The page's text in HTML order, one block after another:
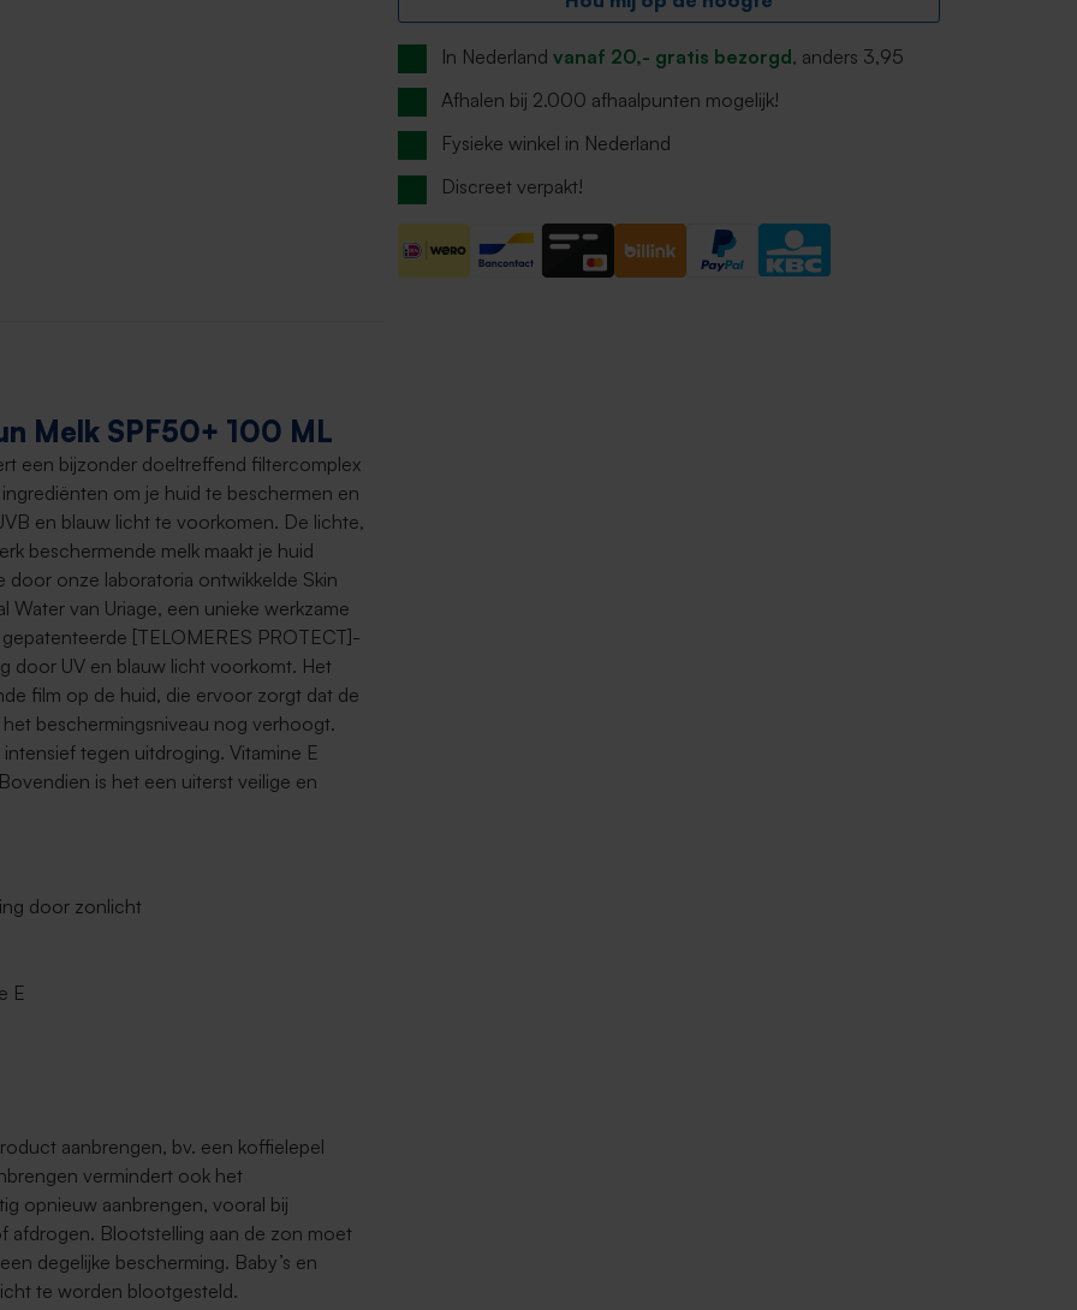
In Nederland vanaf 20,- gratis bezorgd, anders 3,95
Afhalen bij 2.000 afhaalpunten mogelijk!
Fysieke winkel in Nederland
Discreet verpakt!
Melk SPF50+ 100 ML
een bijzonder doeltreffend filtercomplex
om je huid te beschermen en
en blauw licht te voorkomen. De lichte,
beschermende melk maakt je huid
door onze laboratoria ontwikkelde Skin
van Uriage, een unieke werkzame
[TELOMERES PROTECT]-
door UV en blauw licht voorkomt. Het
film op de huid, die ervoor zorgt dat de
beschermingsniveau nog verhoogt.
tegen uitdroging. Vitamine E
is het een uiterst veilige en
door zonlicht
E
aanbrengen, bv. een koffielepel
vermindert ook het
opnieuw aanbrengen, vooral bij
afdrogen. Blootstelling aan de zon moet
degelijke bescherming. Baby’s en
te worden blootgesteld.